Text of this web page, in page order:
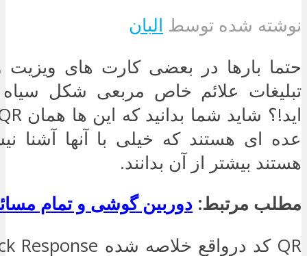
نوشته شده توسط البان
حتما بارها در بعضی کارت های ویزیت
تبلیغات علائم خاص مربعی شکل
عده ای هستند که خیلی با آنها آشنا
هستند بیشتر از آن بدانند.
مطلب مرتبط: دوربین گوشی و تمام